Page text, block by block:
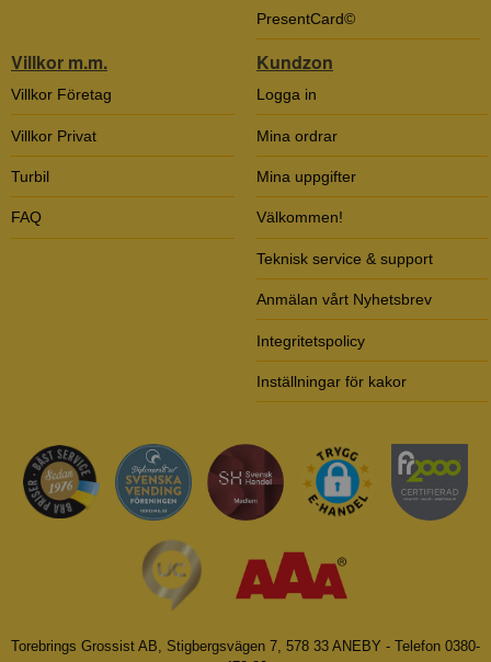
PresentCard©
Villkor m.m.
Villkor Företag
Villkor Privat
Turbil
FAQ
Kundzon
Logga in
Mina ordrar
Mina uppgifter
Välkommen!
Teknisk service & support
Anmälan vårt Nyhetsbrev
Integritetspolicy
Inställningar för kakor
Torebrings Grossist AB, Stigbergsvägen 7, 578 33 ANEBY - Telefon 0380-